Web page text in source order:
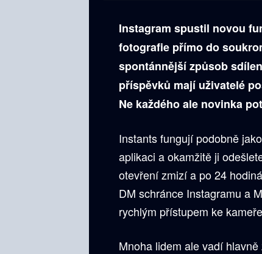
Instagram spustil novou
fotografie přímo do
spontánnější způsob
příspěvků mají uživatelé
Ne každého ale novinka
Instants fungují podobně
aplikaci a okamžitě ji
otevření zmizí a po 24
DM schránce Instagramu a
rychlým přístupem ke
Mnoha lidem ale vadí